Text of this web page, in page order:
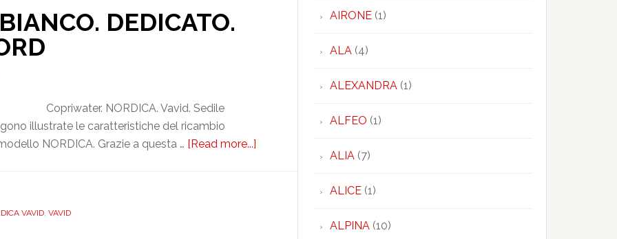
DEDICATO.
Copriwater. NORDICA. Vavid. Sedile
illustrate le caratteristiche del ricambio
NORDICA. Grazie a questa … [Read more...]
DILGRANSBIEUNORD
VAVID, VAVID
AIRONE (1)
ALA (4)
ALEXANDRA (1)
ALFEO (1)
ALIA (7)
ALICE (1)
ALPINA (10)